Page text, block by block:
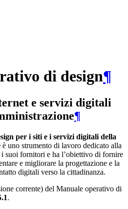
di design¶
e servizi digitali
¶
per i siti e i servizi digitali della
è uno strumento di lavoro dedicato alla
suoi fornitori e ha l’obiettivo di fornire
e migliorare la progettazione e la
digitali verso la cittadinanza.
corrente) del Manuale operativo di
.